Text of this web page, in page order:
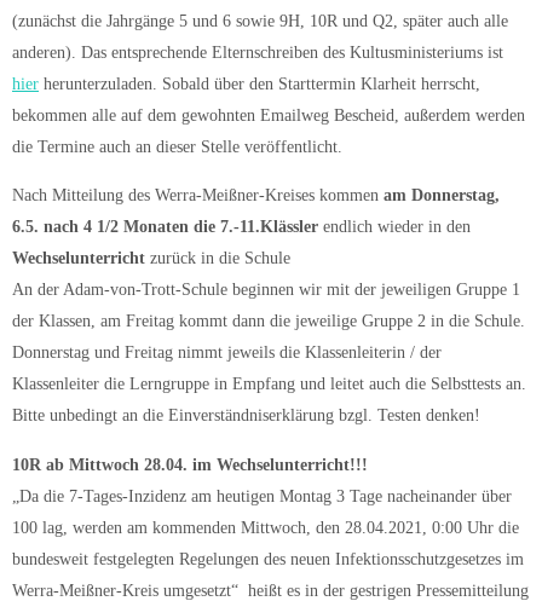
(zunächst die Jahrgänge 5 und 6 sowie 9H, 10R und Q2, später auch alle
anderen). Das entsprechende Elternschreiben des Kultusministeriums ist
hier herunterzuladen. Sobald über den Starttermin Klarheit herrscht,
bekommen alle auf dem gewohnten Emailweg Bescheid, außerdem werden
die Termine auch an dieser Stelle veröffentlicht.
Nach Mitteilung des Werra-Meißner-Kreises kommen am Donnerstag,
6.5. nach 4 1/2 Monaten die 7.-11.Klässler endlich wieder in den
Wechselunterricht zurück in die Schule
An der Adam-von-Trott-Schule beginnen wir mit der jeweiligen Gruppe 1
der Klassen, am Freitag kommt dann die jeweilige Gruppe 2 in die Schule.
Donnerstag und Freitag nimmt jeweils die Klassenleiterin / der
Klassenleiter die Lerngruppe in Empfang und leitet auch die Selbsttests an.
Bitte unbedingt an die Einverständniserklärung bzgl. Testen denken!
10R ab Mittwoch 28.04. im Wechselunterricht!!!
„Da die 7-Tages-Inzidenz am heutigen Montag 3 Tage nacheinander über
100 lag, werden am kommenden Mittwoch, den 28.04.2021, 0:00 Uhr die
bundesweit festgelegten Regelungen des neuen Infektionsschutzgesetzes im
Werra-Meißner-Kreis umgesetzt“ heißt es in der gestrigen Pressemitteilung